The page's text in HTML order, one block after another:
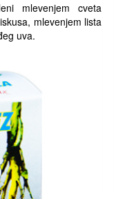
mlevenjem cveta
mlevenjem lista
uva.